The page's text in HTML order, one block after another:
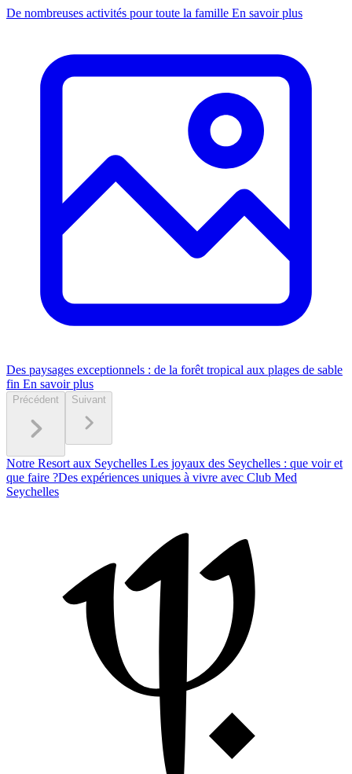
De nombreuses activités pour toute la famille En savoir plus
Des paysages exceptionnels : de la forêt tropical aux plages de sable
fin En savoir plus
Précédent Suivant
Notre Resort aux Seychelles Les joyaux des Seychelles : que voir et
que faire ?Des expériences uniques à vivre avec Club Med
Seychelles